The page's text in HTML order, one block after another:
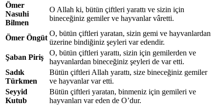
Ömer
Nasuhi
Bilmen
O Allah ki, bütün çiftleri yarattı ve sizin için
bineceğiniz gemiler ve hayvanlar vâretti.
Ömer Öngüt
O, bütün çiftleri yaratan, sizin gemi ve hayvanlardan
üzerine bindiğiniz şeyleri var edendir.
Şaban Piriş
O, bütün çiftleri yarattı, sizin için gemilerden ve
hayvanlardan bineceğiniz şeyleri de var etti.
Sadık
Türkmen
Bütün çiftleri Allah yarattı, size bineceğiniz gemiler
ve hayvanlar var etti.
Seyyid
Kutub
Bütün çiftleri yaratan, binmeniz için gemileri ve
hayvanları var eden de O’dur.